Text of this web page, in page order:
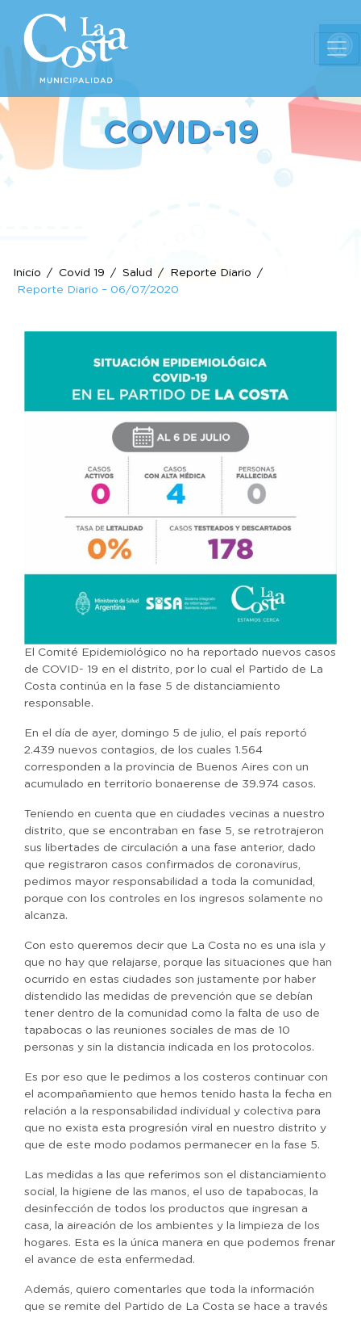
COVID-19
Inicio Covid 19 Salud
Reporte Diario
Reporte Diario – 06/07/2020
El Comité Epidemiológico no ha reportado nuevos casos
de COVID- 19 en el distrito, por lo cual el Partido de La
Costa continúa en la fase 5 de distanciamiento
responsable.
En el día de ayer, domingo 5 de julio, el país reportó
2.439 nuevos contagios, de los cuales 1.564
corresponden a la provincia de Buenos Aires con un
acumulado en territorio bonaerense de 39.974 casos.
Teniendo en cuenta que en ciudades vecinas a nuestro
distrito, que se encontraban en fase 5, se retrotrajeron
sus libertades de circulación a una fase anterior, dado
que registraron casos confirmados de coronavirus,
pedimos mayor responsabilidad a toda la comunidad,
porque con los controles en los ingresos solamente no
alcanza.
Con esto queremos decir que La Costa no es una isla y
que no hay que relajarse, porque las situaciones que han
ocurrido en estas ciudades son justamente por haber
distendido las medidas de prevención que se debían
tener dentro de la comunidad como la falta de uso de
tapabocas o las reuniones sociales de mas de 10
personas y sin la distancia indicada en los protocolos.
Es por eso que le pedimos a los costeros continuar con
el acompañamiento que hemos tenido hasta la fecha en
relación a la responsabilidad individual y colectiva para
que no exista esta progresión viral en nuestro distrito y
que de este modo podamos permanecer en la fase 5.
Las medidas a las que referimos son el distanciamiento
social, la higiene de las manos, el uso de tapabocas, la
desinfección de todos los productos que ingresan a
casa, la aireación de los ambientes y la limpieza de los
hogares. Esta es la única manera en que podemos frenar
el avance de esta enfermedad.
Además, quiero comentarles que toda la información
que se remite del Partido de La Costa se hace a través